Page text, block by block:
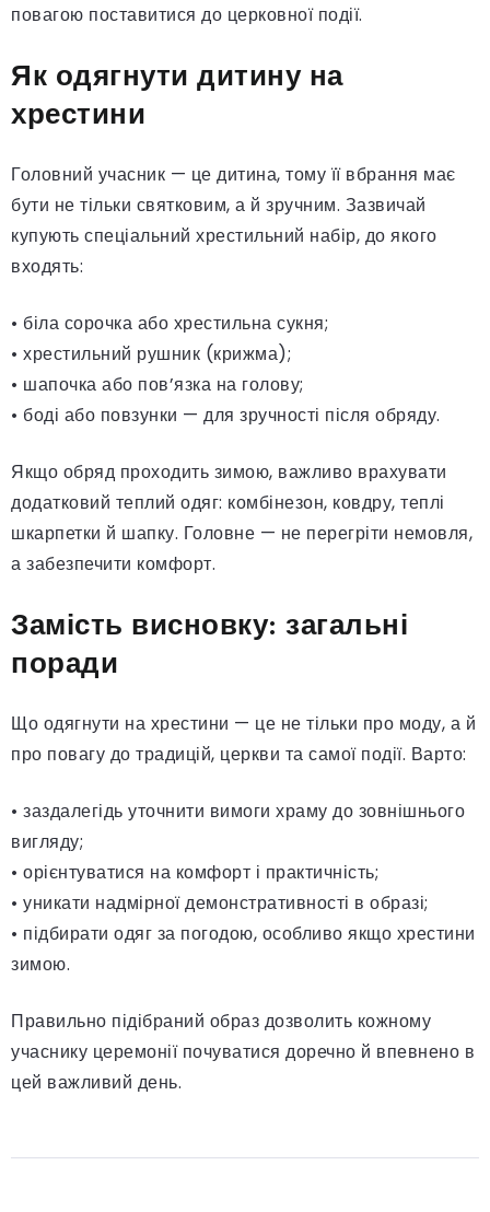
повагою поставитися до церковної події.
Як одягнути дитину на
хрестини
Головний учасник — це дитина, тому її вбрання має
бути не тільки святковим, а й зручним. Зазвичай
купують спеціальний хрестильний набір, до якого
входять:
• біла сорочка або хрестильна сукня;
• хрестильний рушник (крижма);
• шапочка або пов’язка на голову;
• боді або повзунки — для зручності після обряду.
Якщо обряд проходить зимою, важливо врахувати
додатковий теплий одяг: комбінезон, ковдру, теплі
шкарпетки й шапку. Головне — не перегріти немовля,
а забезпечити комфорт.
Замість висновку: загальні
поради
Що одягнути на хрестини — це не тільки про моду, а й
про повагу до традицій, церкви та самої події. Варто:
• заздалегідь уточнити вимоги храму до зовнішнього
вигляду;
• орієнтуватися на комфорт і практичність;
• уникати надмірної демонстративності в образі;
• підбирати одяг за погодою, особливо якщо хрестини
зимою.
Правильно підібраний образ дозволить кожному
учаснику церемонії почуватися доречно й впевнено в
цей важливий день.